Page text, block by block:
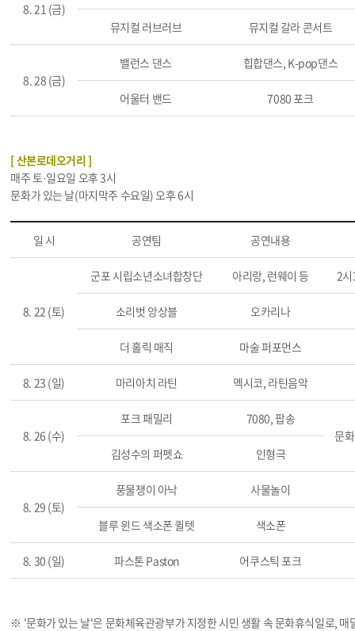
8. 21 (금)
뮤지컬 러브러브 뮤지컬 갈라 콘서트
8. 28 (금)
밸런스 댄스 힙합댄스, K-pop댄스
어울터 밴드 7080 포크
[ 산본로데오거리 ]
매주 토·일요일 오후 3시
문화가 있는 날(마지막주 수요일) 오후 6시
일 시 공연팀 공연내용
8. 22 (토)
군포 시립소년소녀합창단 아리랑, 런웨이 등 2
소리벗 앙상블 오카리나
더 홀릭 매직 마술 퍼포먼스
8. 23 (일) 마리아치 라틴 멕시코, 라틴음악
8. 26 (수)
포크 패밀리
7080, 팝송
문
김성수의 퍼펫쇼
인형극
8. 29 (토)
풍물쟁이 아낙 사물놀이
블루 윈드 색소폰 퀼텟 색소폰
8. 30 (일) 파스톤 Paston 어쿠스틱 포크
※ '문화가 있는 날'은 문화체육관광부가 지정한 시민 생활 속 문화휴식일로, 매